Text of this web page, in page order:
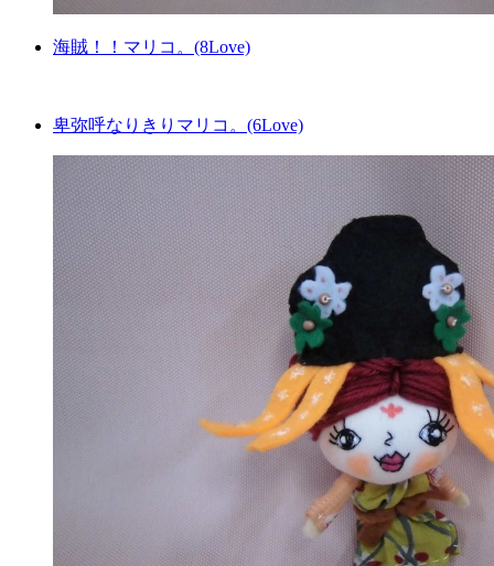
海賊！！マリコ。(8Love)
卑弥呼なりきりマリコ。(6Love)